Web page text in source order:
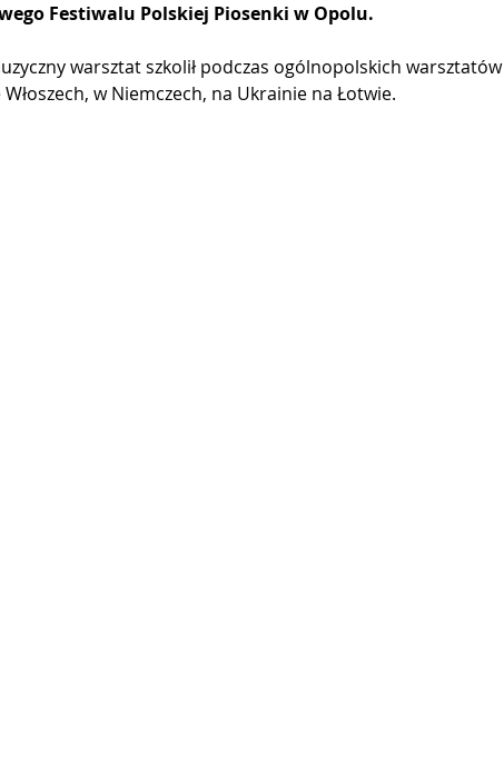
Festiwalu Polskiej Piosenki w Opolu.
warsztat szkolił podczas ogólnopolskich warsztatów
Włoszech, w Niemczech, na Ukrainie na Łotwie.